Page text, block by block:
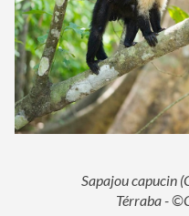
Sapajou capucin
Térraba -